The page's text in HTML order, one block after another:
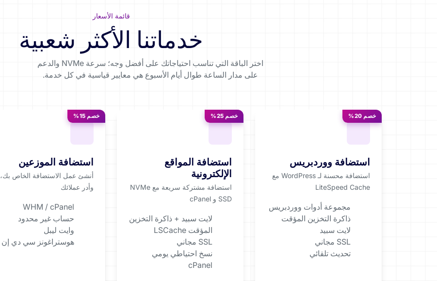
قائمة الأسعار
خدماتنا الأكثر شعبية
اختر الباقة التي تناسب احتياجاتك على أفضل وجه؛ سرعة NVMe والدعم
على مدار الساعة طوال أيام الأسبوع هي معايير قياسية في كل خدمة.
خصم 20%
استضافة ووردبريس
استضافة محسنة لـ WordPress مع
LiteSpeed Cache
مجموعة أدوات ووردبريس
ذاكرة التخزين المؤقت
لايت سبيد
SSL مجاني
تحديث تلقائي
خصم 25%
استضافة المواقع
الإلكترونية
استضافة مشتركة سريعة مع NVMe
SSD و cPanel
لايت سبيد + ذاكرة التخزين
المؤقت LSCache
SSL مجاني
نسخ احتياطي يومي
cPanel
خصم 15%
استضافة الموزعين
أنشئ عمل الاستضافة الخاص بك،
وأدر عملائك
WHM / cPanel
حساب غير محدود
وايت ليبل
هوستراغونز سي دي إن